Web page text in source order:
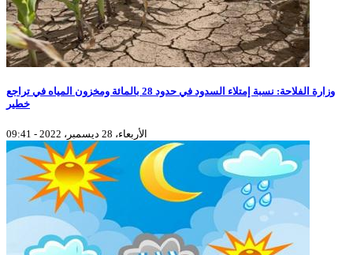
وزارة الفلاحة: نسبة إمتلاء السدود في حدود 28 بالمائة ومخزون المياه في تراجع
خطير
الأربعاء، 28 ديسمبر، 2022 - 09:41